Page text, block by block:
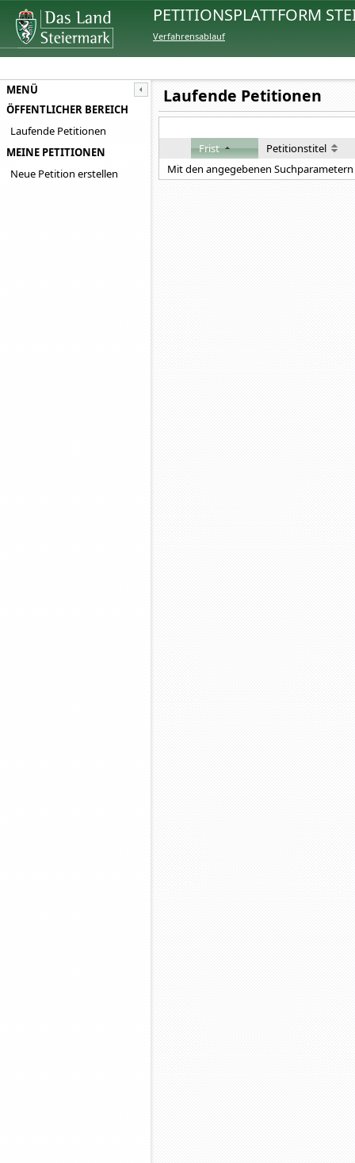
PETITIONSPLATTFORM
Verfahrensablauf
MENÜ
ÖFFENTLICHER BEREICH
Laufende Petitionen
MEINE PETITIONEN
Neue Petition erstellen
Laufende Petitionen
Frist
Petitionstitel
Mit den angegebenen